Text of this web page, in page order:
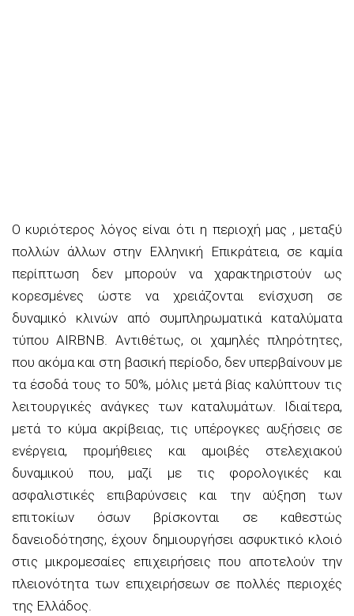
Ο κυριότερος λόγος είναι ότι η περιοχή μας , μεταξύ
πολλών άλλων στην Ελληνική Επικράτεια, σε καμία
περίπτωση δεν μπορούν να χαρακτηριστούν ως
κορεσμένες ώστε να χρειάζονται ενίσχυση σε
δυναμικό κλινών από συμπληρωματικά καταλύματα
τύπου AIRBNB. Αντιθέτως, οι χαμηλές πληρότητες,
που ακόμα και στη βασική περίοδο, δεν υπερβαίνουν με
τα έσοδά τους το 50%, μόλις μετά βίας καλύπτουν τις
λειτουργικές ανάγκες των καταλυμάτων. Ιδιαίτερα,
μετά το κύμα ακρίβειας, τις υπέρογκες αυξήσεις σε
ενέργεια, προμήθειες και αμοιβές στελεχιακού
δυναμικού που, μαζί με τις φορολογικές και
ασφαλιστικές επιβαρύνσεις και την αύξηση των
επιτοκίων όσων βρίσκονται σε καθεστώς
δανειοδότησης, έχουν δημιουργήσει ασφυκτικό κλοιό
στις μικρομεσαίες επιχειρήσεις που αποτελούν την
πλειονότητα των επιχειρήσεων σε πολλές περιοχές
της Ελλάδος.